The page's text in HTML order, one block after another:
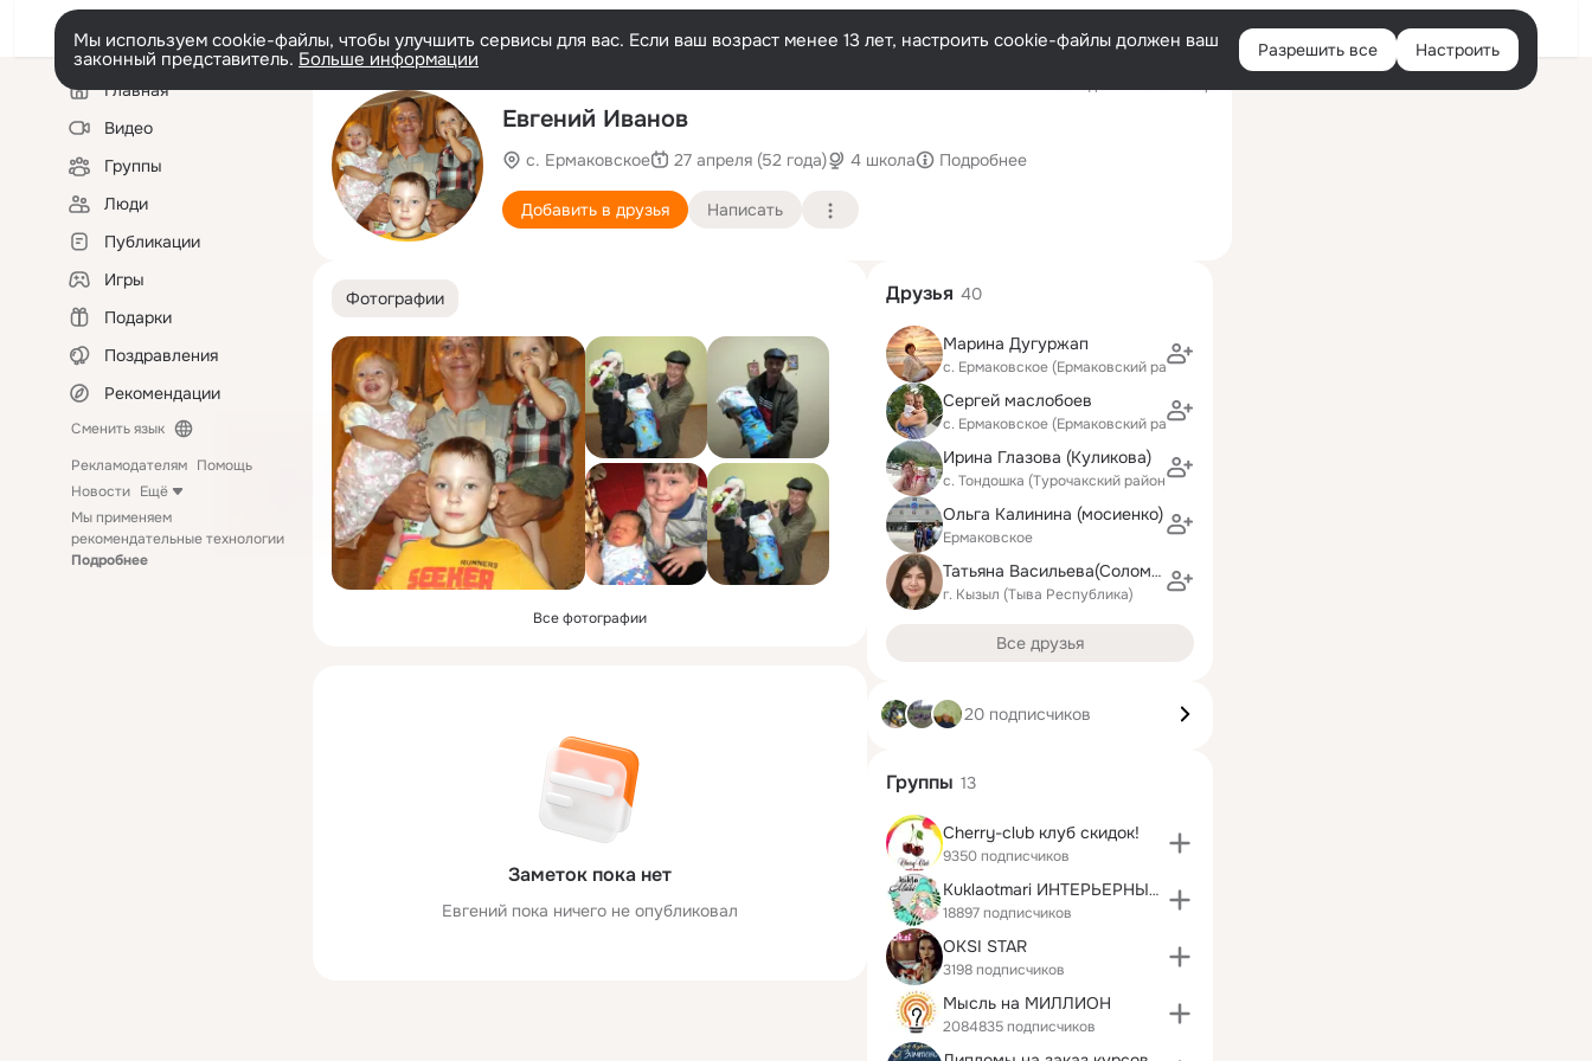
Войти
Мы используем cookie-файлы, чтобы улучшить сервисы для вас. Если ваш возраст менее 13 лет, настроить cookie-файлы должен ваш
законный представитель. Больше информации Разрешить все Настроить
Левая
колонкаГлавная
Видео
Группы
Люди
Публикации
Игры
Подарки
Поздравления
Рекомендации
Сменить язык
Рекламодателям Помощь
Новости Ещё
Мы применяем
рекомендательные технологии
Подробнее
Евгений Иванов
с. Ермаковское 27 апреля (52 года) 4 школа Подробнее
Добавить в друзья Написать
Фотографии
Все фотографии
Заметок пока нет
Евгений пока ничего не опубликовал
Друзья 40
Марина Дугуржап
с. Ермаковское (Ермаковский район)
Сергей маслобоев
с. Ермаковское (Ермаковский район)
Ирина Глазова (Куликова)
с. Тондошка (Турочакский район)
Ольга Калинина (мосиенко)
Ермаковское
Татьяна Васильева(Соломенникова)
г. Кызыл (Тыва Республика)
Все друзья
20 подписчиков
Группы 13
Cherry-club клуб скидок!
9350 подписчиков
Kuklaotmari ИНТЕРЬЕРНЫЕ КУКЛЫ в наличии и на заказ
18897 подписчиков
OKSI STAR
3198 подписчиков
Мысль на МИЛЛИОН
2084835 подписчиков